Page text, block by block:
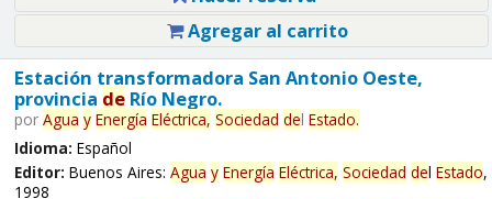
Agregar al carrito
Estación transformadora San Antonio Oeste,
provincia deRío Negro.
por Agua y Energía Eléctrica, Sociedad del Estado.
Idioma: Español
Editor: Buenos Aires: Agua y Energía Eléctrica, Sociedad del Estado,
1998